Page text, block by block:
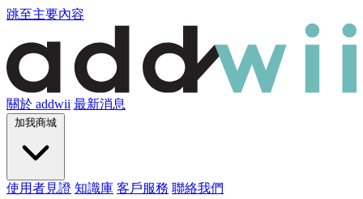
跳至主要內容
關於 addwii 最新消息
加我商城
使用者見證 知識庫 客戶服務 聯絡我們